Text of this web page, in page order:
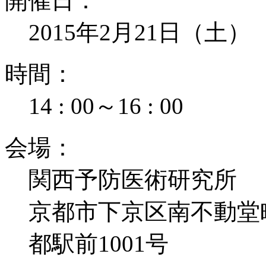
2015年2月21日（土）
時間 ：
14 : 00 ～ 16 : 00
会場 ：
関西予防医術研究所
京都市下京区南不動
都駅前1001号